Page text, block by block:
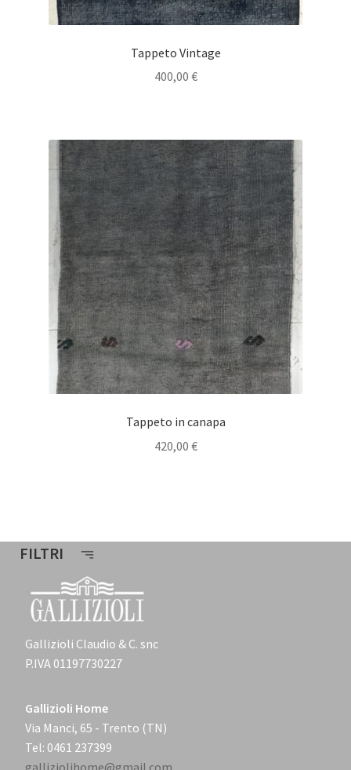
Tappeto Vintage
400,00 €
Tappeto in canapa
420,00 €
FILTRI
Gallizioli Claudio & C. snc
P.IVA 01197730227
Gallizioli Home
Via Manci, 65 - Trento (TN)
Tel: 0461 237399